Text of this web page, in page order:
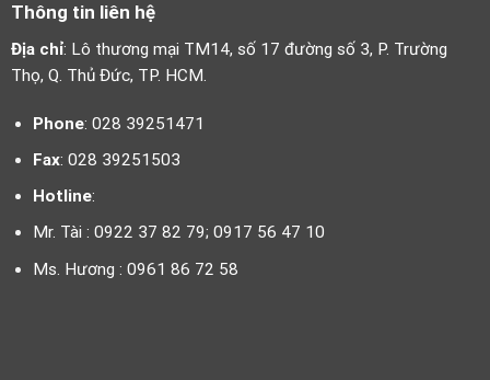
Thông tin liên hệ
Địa chỉ: Lô thương mại TM14, số 17 đường số 3, P. Trường
Thọ, Q. Thủ Đức, TP. HCM.
Phone: 028 39251471
Fax: 028 39251503
Hotline:
Mr. Tài : 0922 37 82 79; 0917 56 47 10
Ms. Hương : 0961 86 72 58